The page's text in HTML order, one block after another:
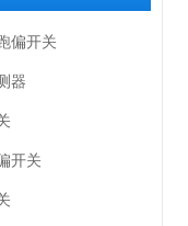
偏开关
器
开关